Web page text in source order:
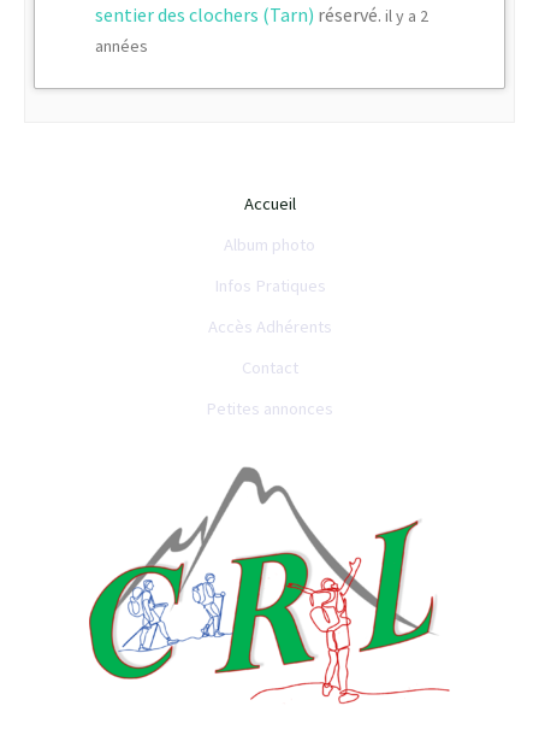
sentier des clochers (Tarn) réservé. il y a 2
années
Accueil
Album photo
Infos Pratiques
Accès Adhérents
Contact
Petites annonces